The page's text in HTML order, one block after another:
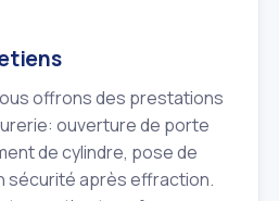
offrons des prestations
ouverture de porte
de cylindre, pose de
sécurité après effraction.